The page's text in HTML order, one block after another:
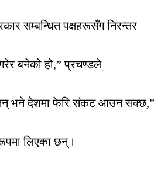
सम्बन्धित पक्षहरूसँग निरन्तर
बनेको हो,” प्रचण्डले
भने देशमा फेरि संकट आउन सक्छ,”
लिएका छन्।